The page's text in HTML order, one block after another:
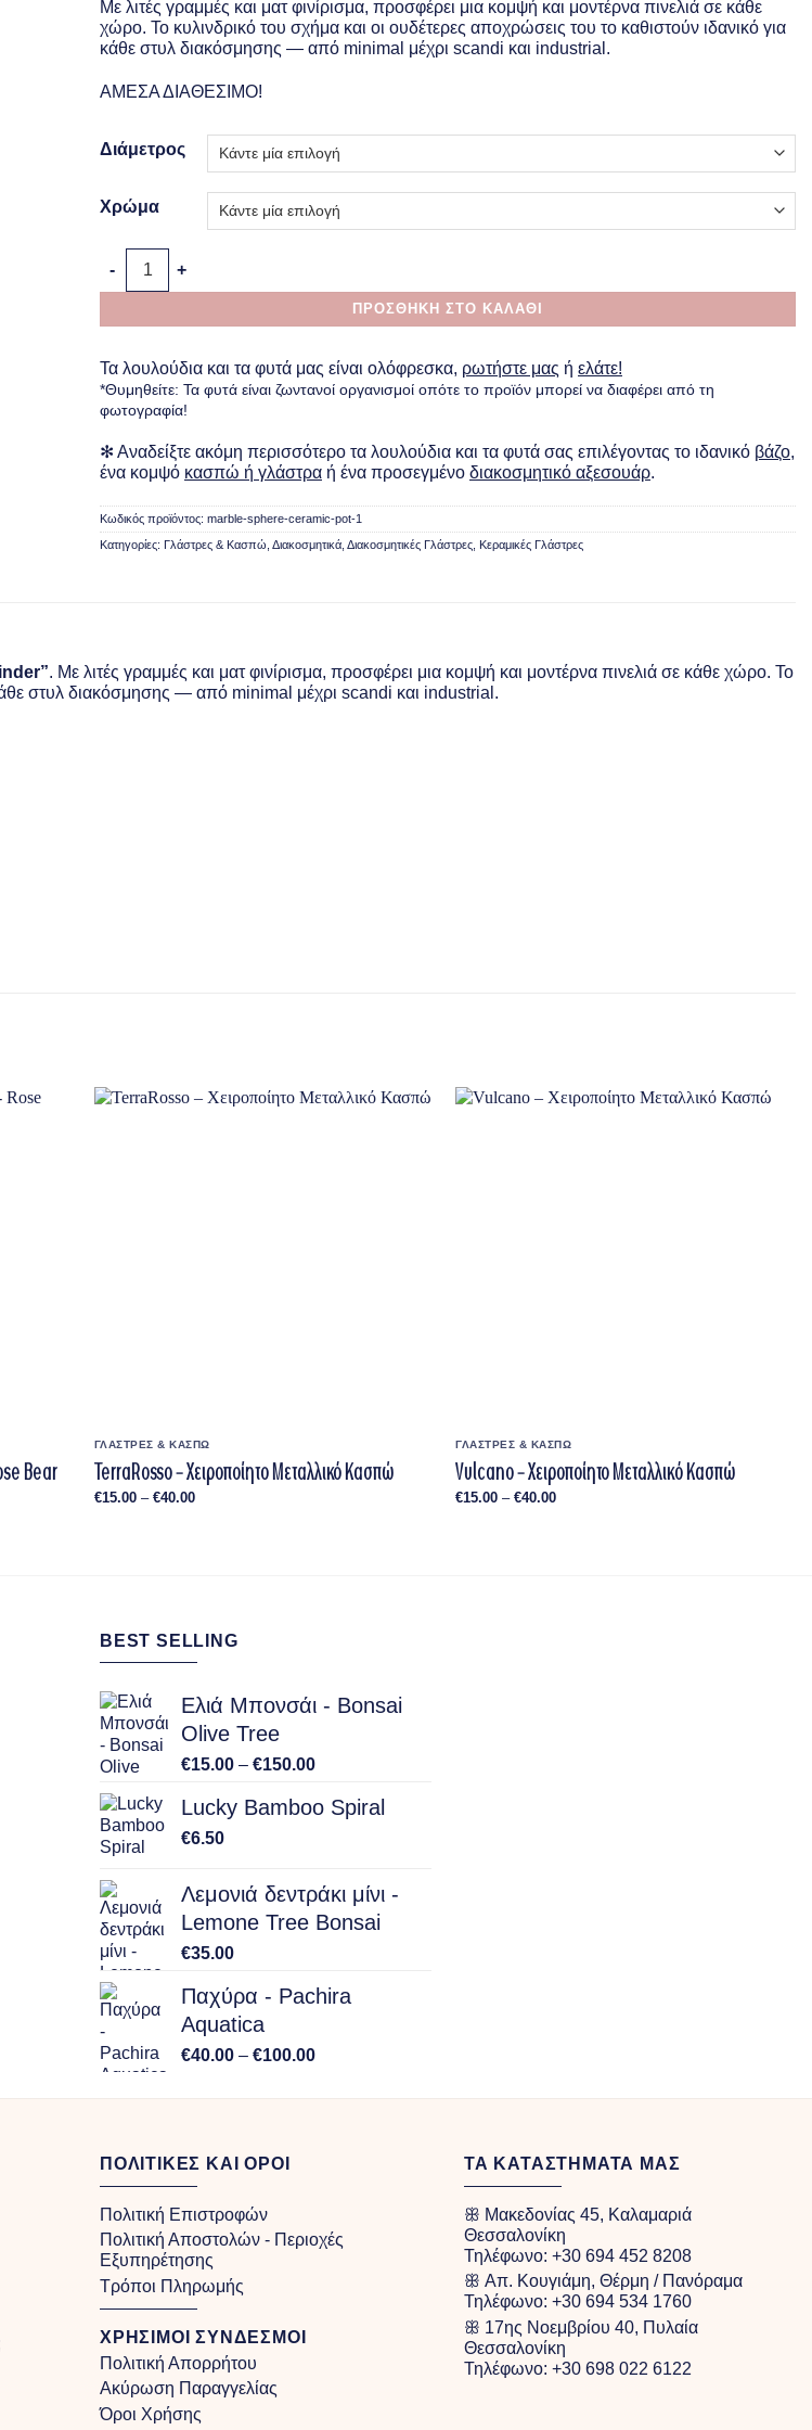
through
€25.00
Με λιτές γραμμές και ματ φινίρισμα, προσφέρει μια κομψή και μοντέρνα πινελιά σε κάθε
χώρο. Το κυλινδρικό του σχήμα και οι ουδέτερες αποχρώσεις του το καθιστούν ιδανικό για
κάθε στυλ διακόσμησης — από minimal μέχρι scandi και industrial.
ΑΜΕΣΑ ΔΙΑΘΕΣΙΜΟ!
Διάμετρος
Χρώμα
ΠΡΟΣΘΗΚΗ ΣΤΟ ΚΑΛΑΘΙ
Τα λουλούδια και τα φυτά μας είναι ολόφρεσκα, ρωτήστε μας ή ελάτε!
*Θυμηθείτε: Τα φυτά είναι ζωντανοί οργανισμοί οπότε το προϊόν μπορεί να διαφέρει από τη
φωτογραφία!
✻ Αναδείξτε ακόμη περισσότερο τα λουλούδια και τα φυτά σας επιλέγοντας το ιδανικό βάζο,
ένα κομψό κασπώ ή γλάστρα ή ένα προσεγμένο διακοσμητικό αξεσουάρ.
Κωδικός προϊόντος: marble-sphere-ceramic-pot-1
Κατηγορίες: Γλάστρες & Κασπώ Διακοσμητικά Διακοσμητικές Γλάστρες Κεραμικές Γλάστρες
. Με λιτές γραμμές και ματ φινίρισμα, προσφέρει μια κομψή και μοντέρνα πινελιά σε κάθε χώρο. Το
στυλ διακόσμησης — από minimal μέχρι scandi και industrial.
Bear
ΓΛΑΣΤΡΕΣ & ΚΑΣΠΩ
TerraRosso – Χειροποίητο Μεταλλικό Κασπώ
€15.00 – €40.00Price
ΓΛΑΣΤΡΕΣ & ΚΑΣΠΩ
Vulcano – Χειροποίητο Μεταλλικό Κασπώ
€15.00 – €40.00Price
BEST SELLING
Ελιά Μπονσάι - Bonsai
Olive Tree
€15.00 – €150.00Price
€15.00
Lucky Bamboo Spiral
€6.50
Λεμονιά δεντράκι μίνι -
Lemone Tree Bonsai
€35.00
Παχύρα - Pachira
Aquatica
€40.00 – €100.00Price
€40.00
ΠΟΛΙΤΙΚΕΣ ΚΑΙ ΟΡΟΙ
Πολιτική Επιστροφών
Πολιτική Αποστολών - Περιοχές
Εξυπηρέτησης
Τρόποι Πληρωμής
ΧΡΗΣΙΜΟΙ ΣΥΝΔΕΣΜΟΙ
Πολιτική Απορρήτου
Ακύρωση Παραγγελίας
Όροι Χρήσης
ΤΑ ΚΑΤΑΣΤΗΜΑΤΑ ΜΑΣ
ꕥ Μακεδονίας 45, Καλαμαριά
Θεσσαλονίκη
Τηλέφωνο: +30 694 452 8208
ꕥ Απ. Κουγιάμη, Θέρμη / Πανόραμα
Τηλέφωνο: +30 694 534 1760
ꕥ 17ης Νοεμβρίου 40, Πυλαία
Θεσσαλονίκη
Τηλέφωνο: +30 698 022 6122